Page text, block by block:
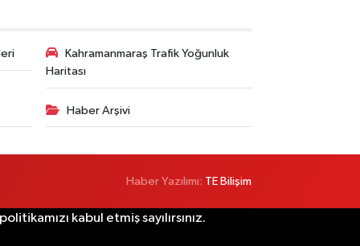
Kahramanmaraş Trafik Yoğunluk
Haritası
Haber Arşivi
Haber Yazılımı: TE Bilişim
kabul etmiş sayılırsınız.